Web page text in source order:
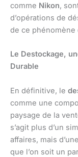
comme Nikon,
d’opérations de
de ce phénomène
Le Destockage,
Durable
En définitive, le
comme une
paysage de la
s’agit plus d’un
affaires, mais
que l’on soit un